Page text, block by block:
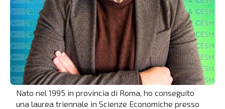
Nato nel 1995 in provincia di Roma, ho conseguito
una laurea triennale in Scienze Economiche presso